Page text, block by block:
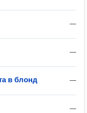
—
—
—
в блонд
—